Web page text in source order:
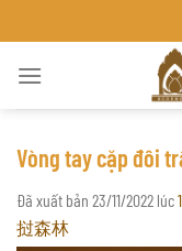
đến
Vòng tay cặp đôi
Đã xuất bản 23/11/2022 lúc
挝森林